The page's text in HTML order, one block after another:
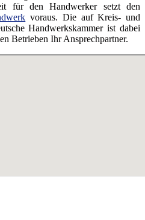
für den Handwerker setzt den
voraus. Die auf Kreis- und
Handwerkskammer ist dabei
Betrieben Ihr Ansprechpartner.